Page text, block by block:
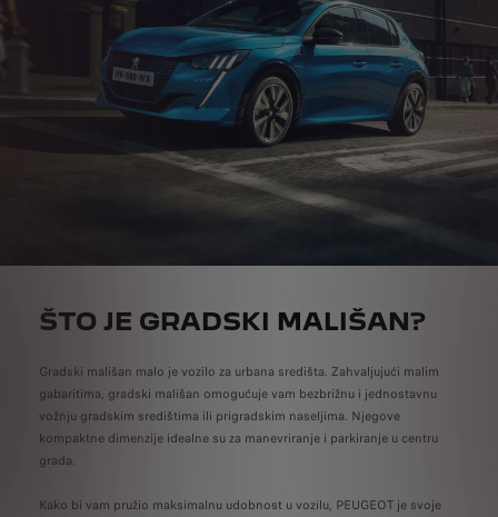
ŠTO JE GRADSKI MALIŠAN?
Gradski mališan malo je vozilo za urbana središta. Zahvaljujući malim
gabaritima, gradski mališan omogućuje vam bezbrižnu i jednostavnu
vožnju gradskim središtima ili prigradskim naseljima. Njegove
kompaktne dimenzije idealne su za manevriranje i parkiranje u centru
grada.
Kako bi vam pružio maksimalnu udobnost u vozilu, PEUGEOT je svoje